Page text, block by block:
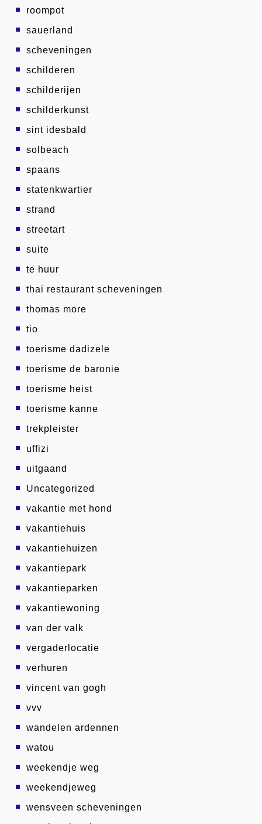
roompot
sauerland
scheveningen
schilderen
schilderijen
schilderkunst
sint idesbald
solbeach
spaans
statenkwartier
strand
streetart
suite
te huur
thai restaurant scheveningen
thomas more
tio
toerisme dadizele
toerisme de baronie
toerisme heist
toerisme kanne
trekpleister
uffizi
uitgaand
Uncategorized
vakantie met hond
vakantiehuis
vakantiehuizen
vakantiepark
vakantieparken
vakantiewoning
van der valk
vergaderlocatie
verhuren
vincent van gogh
vvv
wandelen ardennen
watou
weekendje weg
weekendjeweg
wensveen scheveningen